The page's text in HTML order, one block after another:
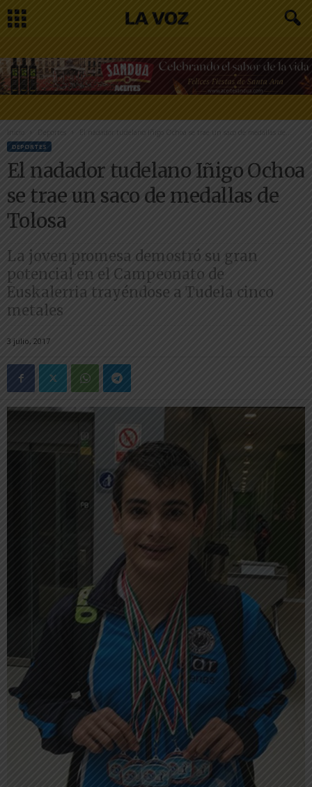
Inicio El nadador tudelano Iñigo Ochoa se trae un saco de medallas de...
DEPORTES
El nadador tudelano Iñigo Ochoa
se trae un saco de medallas de
Tolosa
La joven promesa demostró su gran
potencial en el Campeonato de
Euskalerria trayéndose a Tudela cinco
metales
3 julio, 2017